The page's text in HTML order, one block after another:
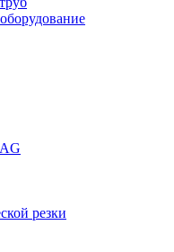
резки